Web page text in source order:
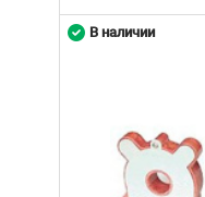
В наличии